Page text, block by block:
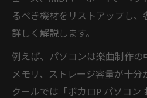
るべき機材をリストアップし
詳しく解説します。
例えば、パソコンは楽曲制作の
メモリ、ストレージ容量が十分
クールでは「ボカロP パソコン